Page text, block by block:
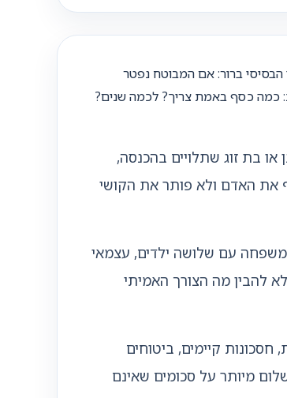
הבסיסי ברור: אם המבוטח נפטר
כמה כסף באמת צריך? לכמה שנים?
בת זוג שתלויים בהכנסה,
את האדם ולא פותר את הקושי
משפחה עם שלושה ילדים, עצמאי
להבין מה הצורך האמיתי
קיימים, ביטוחים
מיותר על סכומים שאינם